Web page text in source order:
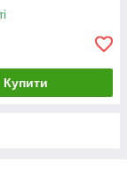
Купити